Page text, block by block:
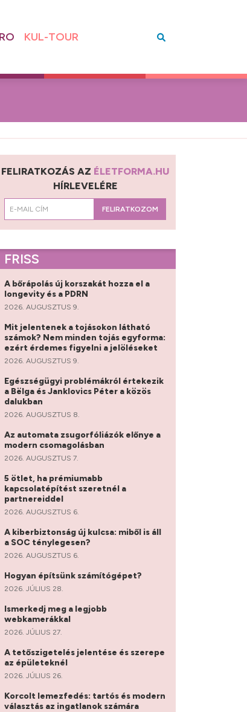
KUL-TOUR
FELIRATKOZÁS AZ ÉLETFORMA.HU
HÍRLEVELÉRE
FELIRATKOZOM
FRISS
A bőrápolás új korszakát hozza el a
longevity és a PDRN
2026. AUGUSZTUS 9.
Mit jelentenek a tojásokon látható
számok? Nem minden tojás egyforma:
ezért érdemes figyelni a jelöléseket
2026. AUGUSZTUS 9.
Egészségügyi problémákról értekezik
a Bëlga és Janklovics Péter a közös
dalukban
2026. AUGUSZTUS 8.
Az automata zsugorfóliázók előnye a
modern csomagolásban
2026. AUGUSZTUS 7.
5 ötlet, ha prémiumabb
kapcsolatépítést szeretnél a
partnereiddel
2026. AUGUSZTUS 6.
A kiberbiztonság új kulcsa: miből is áll
a SOC ténylegesen?
2026. AUGUSZTUS 6.
Hogyan építsünk számítógépet?
2026. JÚLIUS 28.
Ismerkedj meg a legjobb
webkamerákkal
2026. JÚLIUS 27.
A tetőszigetelés jelentése és szerepe
az épületeknél
2026. JÚLIUS 26.
Korcolt lemezfedés: tartós és modern
választás az ingatlanok számára